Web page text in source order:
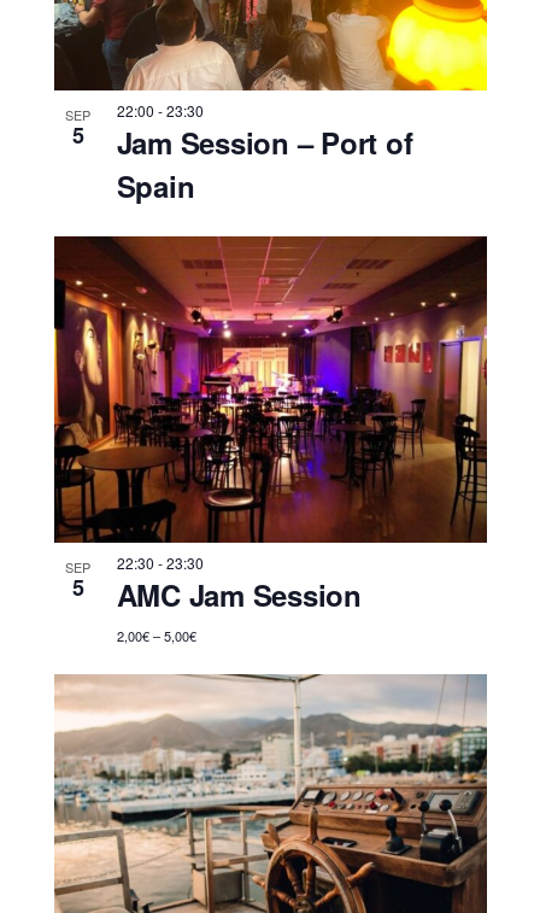
SEP
5
22:00 -23:30
Jam Session – Port of
Spain
SEP
5
22:30 -23:30
AMC Jam Session
2,00€ – 5,00€